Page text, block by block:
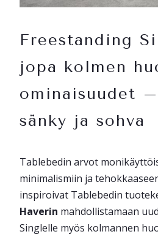
Freestanding
jopa kolmen
ominaisuudet
sänky ja sohva
Tablebedin arvot
minimalismiin ja
inspiroivat Tablebedin
Haverin mahdollistamaan
Singlelle myös kolmannen